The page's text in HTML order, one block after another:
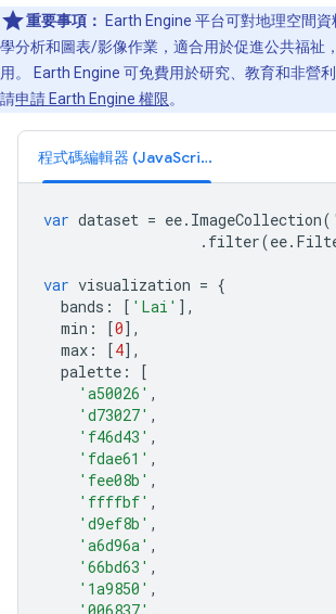
重要事項：
Earth Engine 平台可對地理空間
學分析和圖表/影像作業，適合用於促進公共福祉
用。 Earth Engine 可免費用於研究、教育和非營
請申請 Earth Engine 權限。
程式碼編輯器 (JavaScript)
var dataset = ee. ImageCollection(
. filter(ee.
var visualization = {
bands : [ 'Lai' ],
min : [0],
max : [4],
palette :
[
'a50026' ,
'd73027' ,
'f46d43' ,
'fdae61' ,
'fee08b' ,
'ffffbf' ,
'd9ef8b' ,
'a6d96a' ,
'66bd63' ,
'1a9850' ,